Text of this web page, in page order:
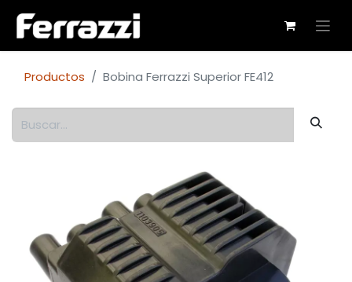
Productos Bobina Ferrazzi Superior FE412